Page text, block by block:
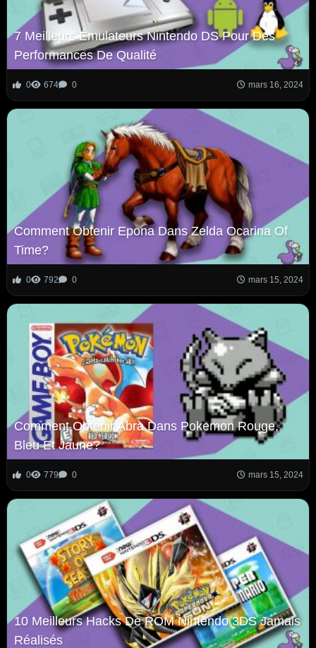
7 Meilleurs Émulateurs Nintendo DS Pour Des
Performances De Qualité
0 674 0 mars 16, 2024
Comment Obtenir Epona Dans Zelda Ocarina Of
Time?
0 792 0 mars 15, 2024
Comment Obtenir Abra Dans Pokemon Rouge,
Bleu Et Jaune?
0 779 0 mars 15, 2024
10 Meilleurs Hacks De ROM Nintendo 3DS Jamais
Réalisés